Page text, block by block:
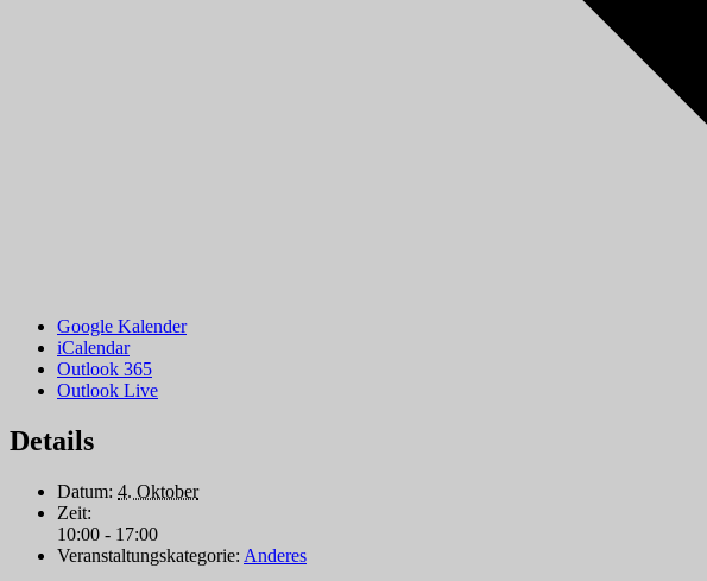
Google Kalender
iCalendar
Outlook 365
Outlook Live
Details
Datum: 4. Oktober
Zeit:
10:00 - 17:00
Veranstaltungskategorie: Anderes